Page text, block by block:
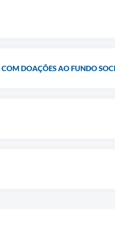
COM DOAÇÕES AO FUNDO